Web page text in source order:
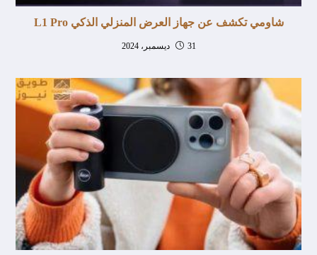
شاومي تكشف عن جهاز العرض المنزلي الذكي L1 Pro
31 ديسمبر، 2024